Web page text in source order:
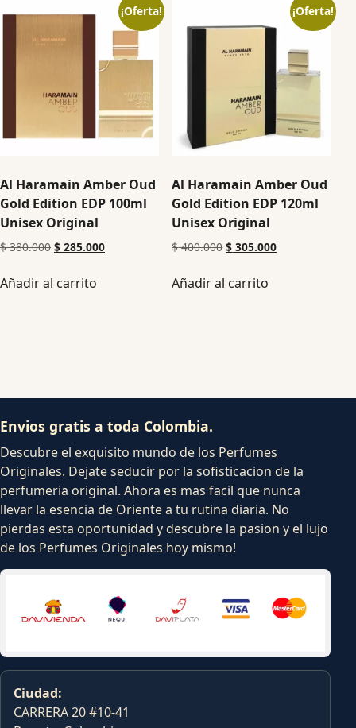
¡Oferta!
Al Haramain Amber Oud
Gold Edition EDP 100ml
Unisex Original
$380.000 $ 285.000
Añadir al carrito
¡Oferta!
Al Haramain Amber Oud
Gold Edition EDP 120ml
Unisex Original
$400.000 $ 305.000
Añadir al carrito
Envios gratis a toda Colombia.
Descubre el exquisito mundo de los Perfumes
Originales. Dejate seducir por la sofisticacion de la
perfumeria original. Ahora es mas facil que nunca
llevar la esencia de Oriente a tu rutina diaria. No
pierdas esta oportunidad y descubre la pasion y el lujo
de los Perfumes Originales hoy mismo!
Ciudad:
CARRERA 20 #10-41